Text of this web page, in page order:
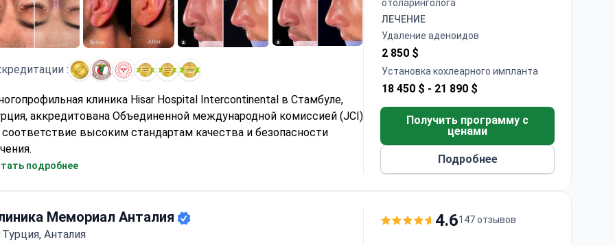
:
клиника Hisar Hospital Intercontinental в Стамбуле,
аккредитована Объединенной международной комиссией (JCI)
соответствие высоким стандартам качества и безопасности
специализируется на онкологии, гематологии, сердечно-
комплексные медицинские обследования.
более 500 000 пациентов получают медицинскую помощь в
подробнее
отоларинголога
ЛЕЧЕНИЕ
Удаление аденоидов
2 850 $
Установка кохлеарного импланта
18 450 $ - 21 890 $
Получить программу с
ценами
Подробнее
Мемориал Анталия
Турция, Анталия
4.6147 отзывов